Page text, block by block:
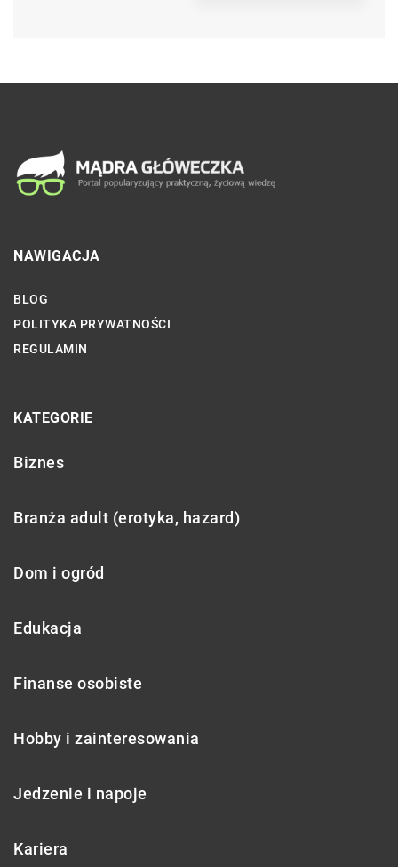
NAWIGACJA
BLOG
POLITYKA PRYWATNOŚCI
REGULAMIN
KATEGORIE
Biznes
Branża adult (erotyka, hazard)
Dom i ogród
Edukacja
Finanse osobiste
Hobby i zainteresowania
Jedzenie i napoje
Kariera